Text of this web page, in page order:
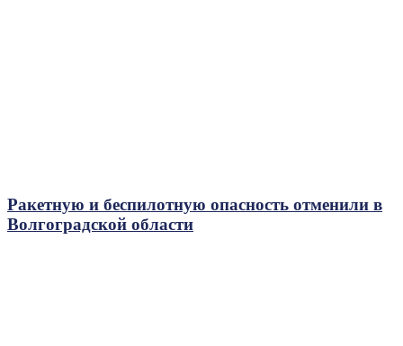
Ракетную и беспилотную опасность отменили в
Волгоградской области